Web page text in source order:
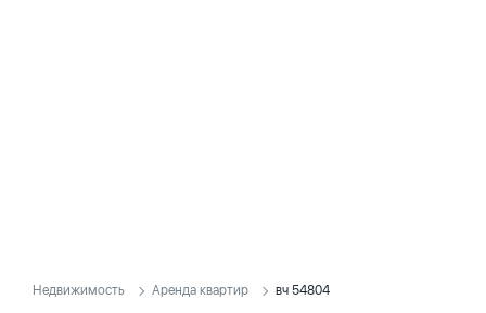
Недвижимость Аренда квартир вч 54804